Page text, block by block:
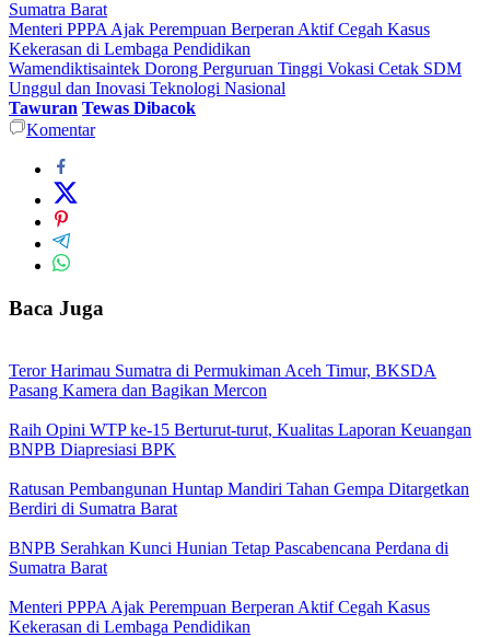
Sumatra Barat
Menteri PPPA Ajak Perempuan Berperan Aktif Cegah Kasus
Kekerasan di Lembaga Pendidikan
Wamendiktisaintek Dorong Perguruan Tinggi Vokasi Cetak SDM
Unggul dan Inovasi Teknologi Nasional
Tawuran Tewas Dibacok
Komentar
Baca Juga
Teror Harimau Sumatra di Permukiman Aceh Timur, BKSDA
Pasang Kamera dan Bagikan Mercon
Raih Opini WTP ke-15 Berturut-turut, Kualitas Laporan Keuangan
BNPB Diapresiasi BPK
Ratusan Pembangunan Huntap Mandiri Tahan Gempa Ditargetkan
Berdiri di Sumatra Barat
BNPB Serahkan Kunci Hunian Tetap Pascabencana Perdana di
Sumatra Barat
Menteri PPPA Ajak Perempuan Berperan Aktif Cegah Kasus
Kekerasan di Lembaga Pendidikan